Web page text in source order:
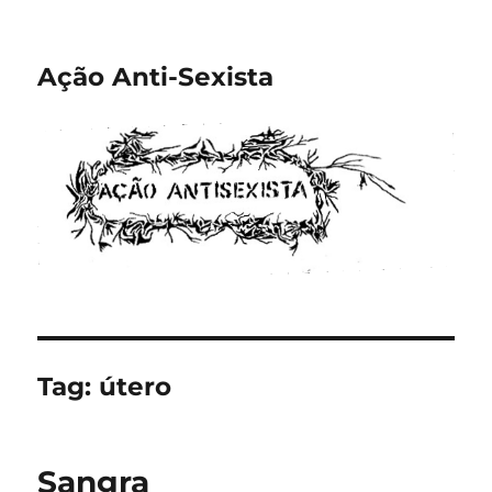
Ação Anti-Sexista
Tag: útero
Sangra